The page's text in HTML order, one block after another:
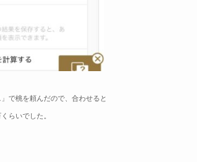
で桃を頼んだので、合わせると
らいでした。